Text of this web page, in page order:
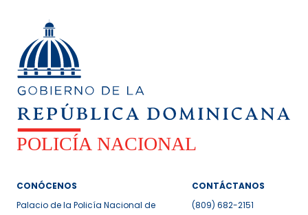
CONÓCENOS
Palacio de la Policía Nacional de
CONTÁCTANOS
(809) 682-2151